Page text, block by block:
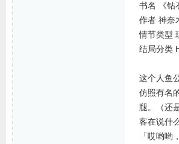
书名 《钻
作者 神奈
情节类型
结局分类
这个人鱼
仿照有名
腿。（还
客在说什
「哎哟